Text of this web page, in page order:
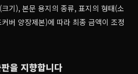
기), 본문 용지의 종류, 표지의 형태(소
버 양장제본)에 따라 최종 금액이 조정
을 지향합니다